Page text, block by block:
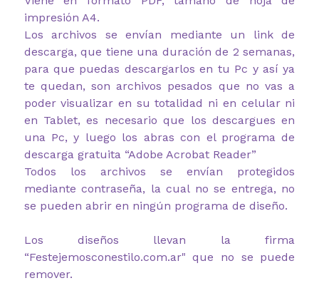
impresión A4.
Los archivos se envían mediante un link de
descarga, que tiene una duración de 2 semanas,
para que puedas descargarlos en tu Pc y así ya
te quedan, son archivos pesados que no vas a
poder visualizar en su totalidad ni en celular ni
en Tablet, es necesario que los descargues en
una Pc, y luego los abras con el programa de
descarga gratuita “Adobe Acrobat Reader”
Todos los archivos se envían protegidos
mediante contraseña, la cual no se entrega, no
se pueden abrir en ningún programa de diseño.
Los diseños llevan la firma
“Festejemosconestilo.com.ar" que no se puede
remover.